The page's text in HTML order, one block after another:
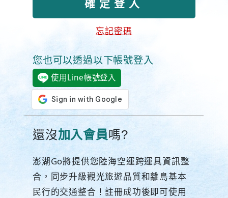
忘記密碼
您也可以透過以下帳號登入
使用Line帳號登入
還沒加入會員嗎?
澎湖Go將提供您陸海空運跨運具資訊整
合，同步升級觀光旅遊品質和離島基本
民行的交通整合！註冊成功後即可使用